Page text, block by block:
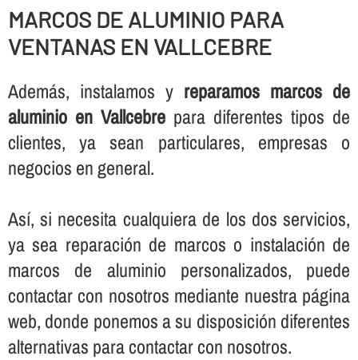
MARCOS DE ALUMINIO PARA
VENTANAS EN VALLCEBRE
Además, instalamos y reparamos marcos de
aluminio en Vallcebrepara diferentes tipos de
clientes, ya sean particulares, empresas o
negocios en general.
Así­, si necesita cualquiera de los dos servicios,
ya sea reparación de marcos o instalación de
marcos de aluminio personalizados, puede
contactar con nosotros mediante nuestra página
web, donde ponemos a su disposición diferentes
alternativas para contactar con nosotros.